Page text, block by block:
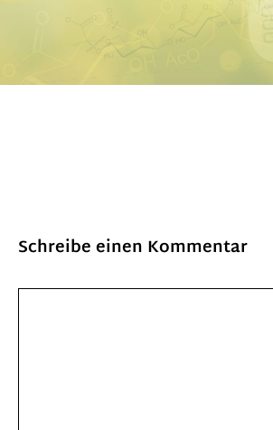
Schreibe einen Kommentar